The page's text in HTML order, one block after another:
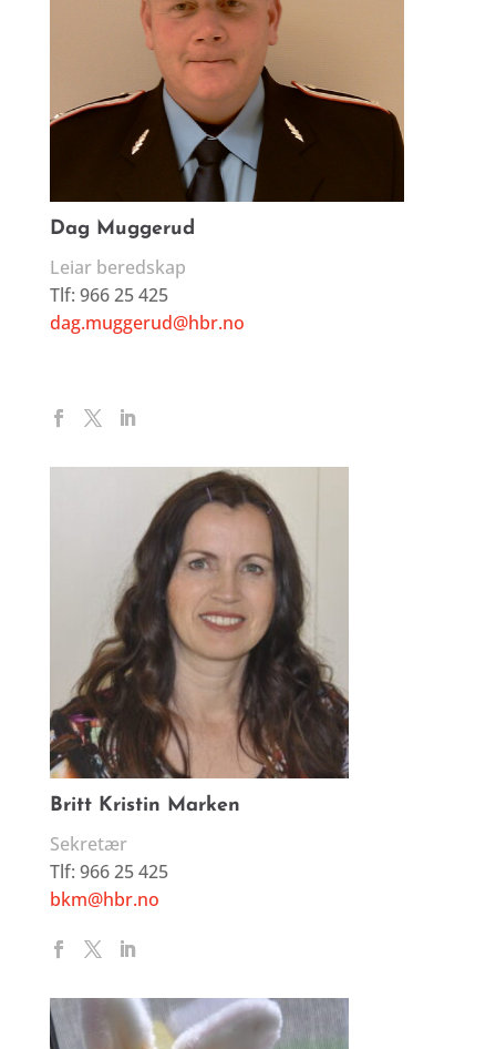
Dag Muggerud
Leiar beredskap
Tlf: 966 25 425
dag.muggerud@hbr.no
Britt Kristin Marken
Sekretær
Tlf: 966 25 425
bkm@hbr.no